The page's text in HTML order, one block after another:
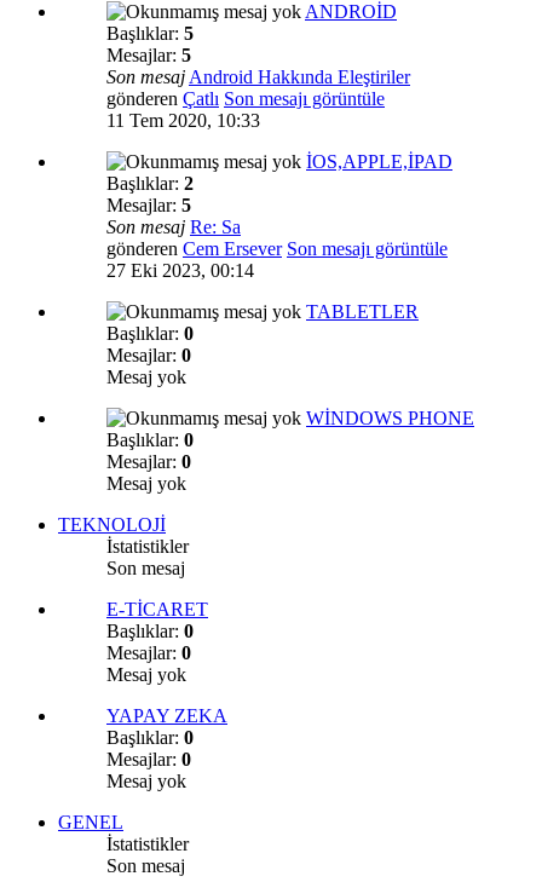
ANDROİD
Başlıklar: 5
Mesajlar: 5
Son mesaj Android Hakkında Eleştiriler
gönderen Çatlı Son mesajı görüntüle
11 Tem 2020, 10:33
İOS,APPLE,İPAD
Başlıklar: 2
Mesajlar: 5
Son mesaj Re: Sa
gönderen Cem Ersever Son mesajı görüntüle
27 Eki 2023, 00:14
TABLETLER
Başlıklar: 0
Mesajlar: 0
Mesaj yok
WİNDOWS PHONE
Başlıklar: 0
Mesajlar: 0
Mesaj yok
TEKNOLOJİ
İstatistikler
Son mesaj
E-TİCARET
Başlıklar: 0
Mesajlar: 0
Mesaj yok
YAPAY ZEKA
Başlıklar: 0
Mesajlar: 0
Mesaj yok
GENEL
İstatistikler
Son mesaj